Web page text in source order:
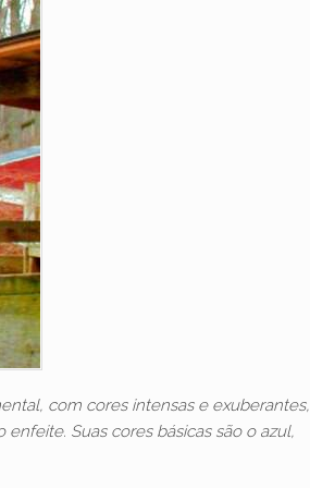
com cores intensas e exuberantes,
Suas cores básicas são o azul,